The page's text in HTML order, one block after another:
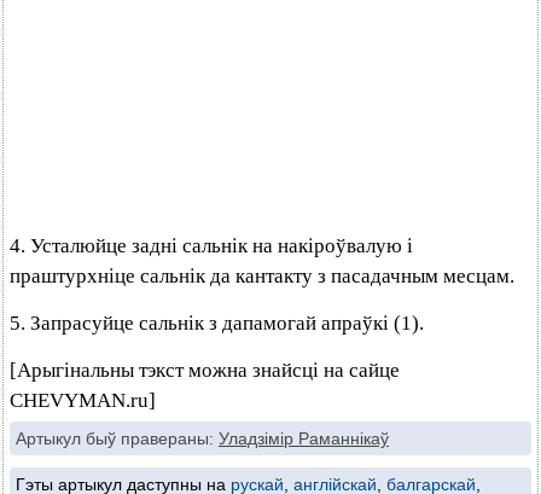
4. Усталюйце задні сальнік на накіроўвалую і
праштурхніце сальнік да кантакту з пасадачным месцам.
5. Запрасуйце сальнік з дапамогай апраўкі (1).
[Арыгінальны тэкст можна знайсці на сайце
CHEVYMAN.ru]
Артыкул быў правераны: Уладзімір Раманнікаў
Гэты артыкул даступны на рускай англійскай балгарскай